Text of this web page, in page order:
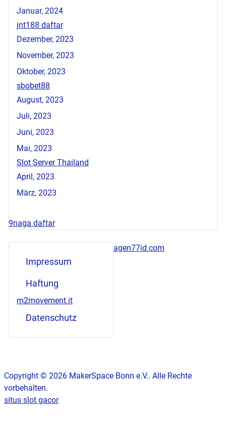
Januar, 2024
jnt188 daftar
Dezember, 2023
November, 2023
Oktober, 2023
sbobet88
August, 2023
Juli, 2023
Juni, 2023
Mai, 2023
Slot Server Thailand
April, 2023
März, 2023
9naga daftar
Impressum
Haftung
m2movement.it
Datenschutz
agen77id.com
Copyright © 2026 MakerSpace Bonn e.V.. Alle Rechte
vorbehalten.
situs slot gacor